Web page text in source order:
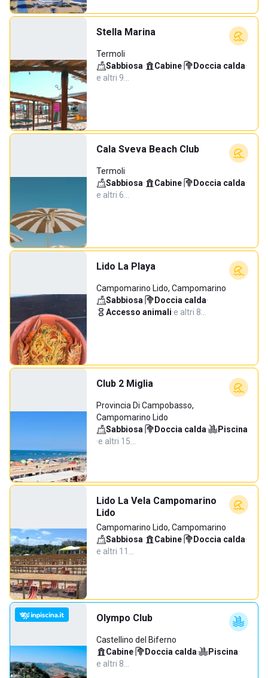
Stella Marina
Termoli
Sabbiosa· Cabine· Doccia calda·
e altri 9…
Cala Sveva Beach Club
Termoli
Sabbiosa· Cabine· Doccia calda·
e altri 6…
Lido La Playa
Campomarino Lido, Campomarino
Sabbiosa· Doccia calda·
Accesso animali·e altri 8…
Club 2 Miglia
Provincia Di Campobasso,
Campomarino Lido
Sabbiosa· Doccia calda·
Piscina
·e altri 15…
Lido La Vela Campomarino
Lido
Campomarino Lido, Campomarino
Sabbiosa· Cabine· Doccia calda·
e altri 11…
Olympo Club
Castellino del Biferno
Cabine· Doccia calda· Piscina·
e altri 8…